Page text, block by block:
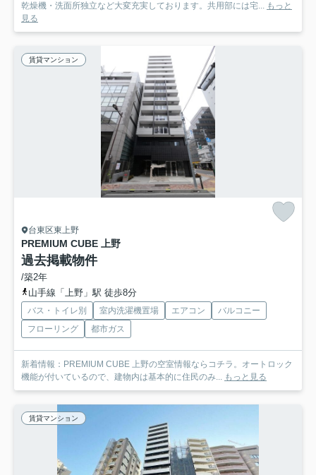
乾燥機・洗面所独立など大変充実しております。共用部には宅... もっと
見る
賃貸マンション
台東区東上野
PREMIUM CUBE 上野
過去掲載物件
/築2年
山手線「上野」駅 徒歩8分
バス・トイレ別 室内洗濯機置場 エアコン
バルコニー
フローリング
都市ガス
新着情報：PREMIUM CUBE 上野の空室情報ならコチラ。オートロック
機能が付いているので、建物内は基本的に住民のみ... もっと見る
賃貸マンション